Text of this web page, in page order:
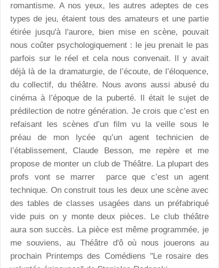
romantisme. A nos yeux, les autres adeptes de ces
types de jeu, étaient tous des amateurs et une partie
étirée jusqu'à l'aurore, bien mise en scène, pouvait
nous coûter psychologiquement : le jeu prenait le pas
parfois sur le réel et cela nous convenait. Il y avait
déjà là de la dramaturgie, de l’écoute, de l’éloquence,
du collectif, du théâtre. Nous avons aussi abusé du
cinéma à l’époque de la puberté. Il était le sujet de
prédilection de notre génération. Je crois que c’est en
refaisant les scènes d’un film vu la veille sous le
préau de mon lycée qu’un agent technicien de
l’établissement, Claude Besson, me repère et me
propose de monter un club de Théâtre. La plupart des
profs vont se marrer parce que c’est un agent
technique. On construit tous les deux une scène avec
des tables de classes usagées dans un préfabriqué
vide puis on y monte deux pièces. Le club théâtre
aura son succès. La pièce est même programmée, je
me souviens, au Théâtre d'ô où nous jouerons au
prochain Printemps des Comédiens "Le rosaire des